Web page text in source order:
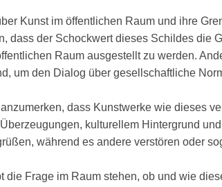
Kunst im öffentlichen Raum und ihre
dass der Schockwert dieses Schildes die
Raum ausgestellt zu werden.
um den Dialog über gesellschaftliche
dass Kunstwerke wie dieses
kulturellem Hintergrund
während es andere verstören oder
die Frage im Raum stehen, ob und wie